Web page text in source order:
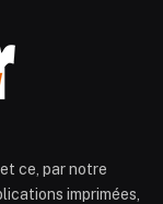
ce, par notre
imprimées,